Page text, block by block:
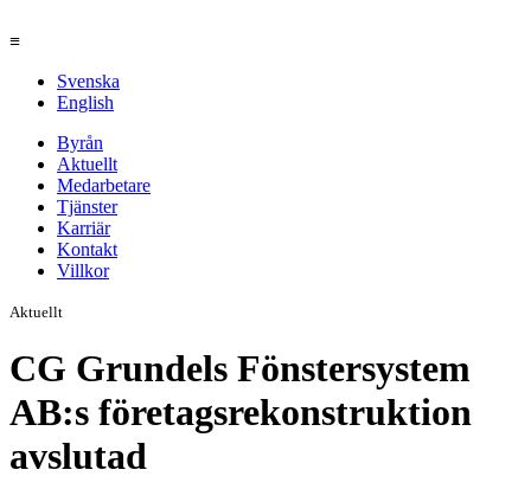
≡
Svenska
English
Byrån
Aktuellt
Medarbetare
Tjänster
Karriär
Kontakt
Villkor
Aktuellt
CG Grundels Fönstersystem
AB:s företagsrekonstruktion
avslutad